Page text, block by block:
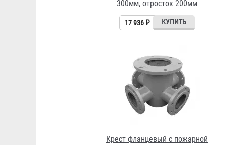
300мм, отросток 200мм
17 936 ₽
Крест фланцевый с пожарной